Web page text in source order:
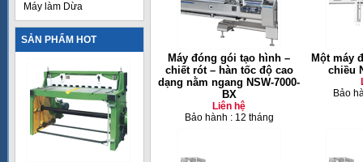
Máy làm Dừa
SẢN PHẨM HOT
Máy đóng gói tạo hình –
chiết rót – hàn tốc độ cao
dạng nằm ngang NSW-7000-
BX
Liên hệ
Bảo hành : 12 tháng
Một máy
chiều
Bảo